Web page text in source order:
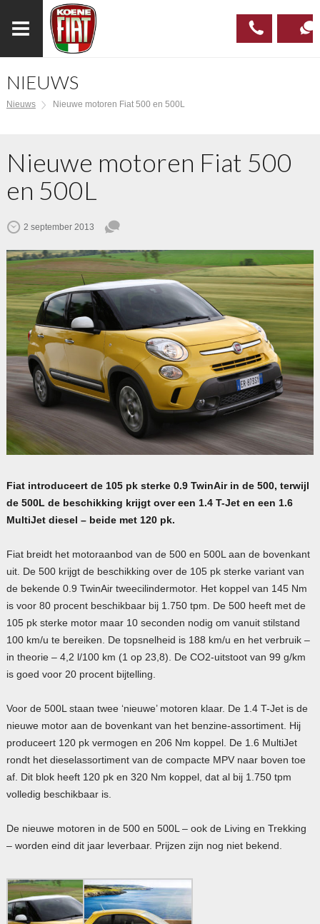
NIEUWS
Nieuws Nieuwe motoren Fiat 500 en 500L
Nieuwe motoren Fiat 500
en 500L
2 september 2013
Fiat introduceert de 105 pk sterke 0.9 TwinAir in de 500, terwijl
de 500L de beschikking krijgt over een 1.4 T-Jet en een 1.6
MultiJet diesel – beide met 120 pk.
Fiat breidt het motoraanbod van de 500 en 500L aan de bovenkant
uit. De 500 krijgt de beschikking over de 105 pk sterke variant van
de bekende 0.9 TwinAir tweecilindermotor. Het koppel van 145 Nm
is voor 80 procent beschikbaar bij 1.750 tpm. De 500 heeft met de
105 pk sterke motor maar 10 seconden nodig om vanuit stilstand
100 km/u te bereiken. De topsnelheid is 188 km/u en het verbruik –
in theorie – 4,2 l/100 km (1 op 23,8). De CO2-uitstoot van 99 g/km
is goed voor 20 procent bijtelling.
Voor de 500L staan twee ‘nieuwe’ motoren klaar. De 1.4 T-Jet is de
nieuwe motor aan de bovenkant van het benzine-assortiment. Hij
produceert 120 pk vermogen en 206 Nm koppel. De 1.6 MultiJet
rondt het dieselassortiment van de compacte MPV naar boven toe
af. Dit blok heeft 120 pk en 320 Nm koppel, dat al bij 1.750 tpm
volledig beschikbaar is.
De nieuwe motoren in de 500 en 500L – ook de Living en Trekking
– worden eind dit jaar leverbaar. Prijzen zijn nog niet bekend.